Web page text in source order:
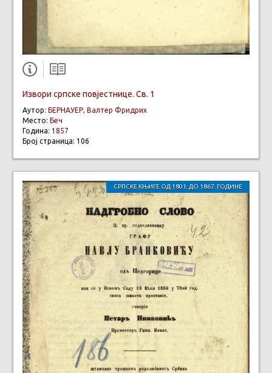
Извори српске повјестнице. Св. 1
Аутор: БЕРНАУЕР, Валтер Фридрих
Место: Беч
Година: 1857
Број страница: 106
СРПСКЕ КЊИГЕ ОД 1801. ДО 1867. ГОДИНЕ